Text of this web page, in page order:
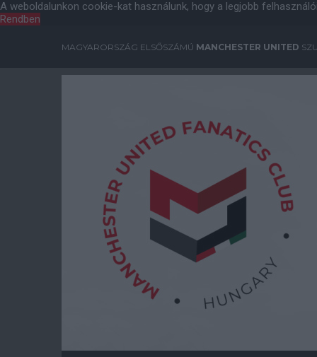
A weboldalunkon cookie-kat használunk, hogy a legjobb
Rendben
MAGYARORSZÁG ELSŐSZÁMÚ MANCHESTER UNITED